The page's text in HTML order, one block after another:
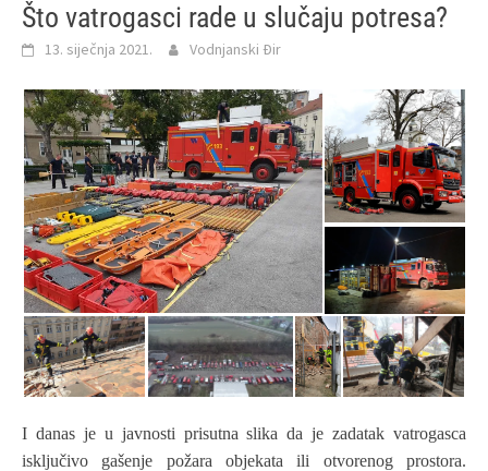
Što vatrogasci rade u slučaju potresa?
13. siječnja 2021. Vodnjanski Đir
I danas je u javnosti prisutna slika da je zadatak vatrogasca
isključivo gašenje požara objekata ili otvorenog prostora.